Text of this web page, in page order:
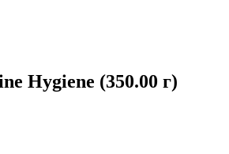
Hygiene (350.00 г)